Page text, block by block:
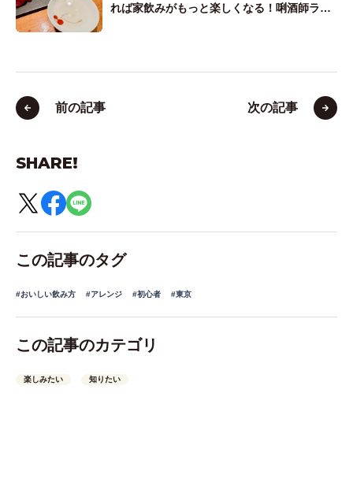
れば家飲みがもっと楽しくなる！唎酒師ライ
前の記事 次の記事
SHARE!
この記事のタグ
#おいしい飲み方 #アレンジ #初心者 #東京
この記事のカテゴリ
楽しみたい 知りたい